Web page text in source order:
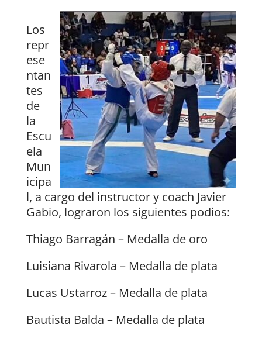
Los
repr
ese
ntan
tes
de
la
Escu
ela
Mun
icipa
l, a cargo del instructor y coach Javier
Gabio, lograron los siguientes podios:
Thiago Barragán – Medalla de oro
Luisiana Rivarola – Medalla de plata
Lucas Ustarroz – Medalla de plata
Bautista Balda – Medalla de plata